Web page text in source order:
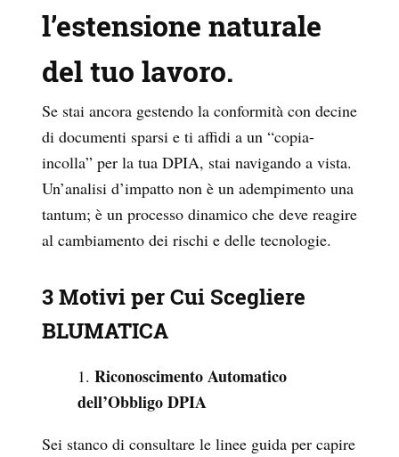
l’estensione naturale
del tuo lavoro.
Se stai ancora gestendo la conformità con decine
di documenti sparsi e ti affidi a un “copia-
incolla” per la tua DPIA, stai navigando a vista.
Un’analisi d’impatto non è un adempimento una
tantum; è un processo dinamico che deve reagire
al cambiamento dei rischi e delle tecnologie.
3 Motivi per Cui Scegliere
BLUMATICA
Riconoscimento Automatico
dell’Obbligo DPIA
Sei stanco di consultare le linee guida per capire